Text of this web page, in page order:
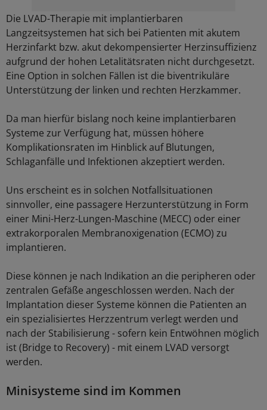
Die LVAD-Therapie mit implantierbaren
Langzeitsystemen hat sich bei Patienten mit akutem
Herzinfarkt bzw. akut dekompensierter Herzinsuffizienz
aufgrund der hohen Letalitätsraten nicht durchgesetzt.
Eine Option in solchen Fällen ist die biventrikuläre
Unterstützung der linken und rechten Herzkammer.
Da man hierfür bislang noch keine implantierbaren
Systeme zur Verfügung hat, müssen höhere
Komplikationsraten im Hinblick auf Blutungen,
Schlaganfälle und Infektionen akzeptiert werden.
Uns erscheint es in solchen Notfallsituationen
sinnvoller, eine passagere Herzunterstützung in Form
einer Mini-Herz-Lungen-Maschine (MECC) oder einer
extrakorporalen Membranoxigenation (ECMO) zu
implantieren.
Diese können je nach Indikation an die peripheren oder
zentralen Gefäße angeschlossen werden. Nach der
Implantation dieser Systeme können die Patienten an
ein spezialisiertes Herzzentrum verlegt werden und
nach der Stabilisierung - sofern kein Entwöhnen möglich
ist (Bridge to Recovery) - mit einem LVAD versorgt
werden.
Minisysteme sind im Kommen